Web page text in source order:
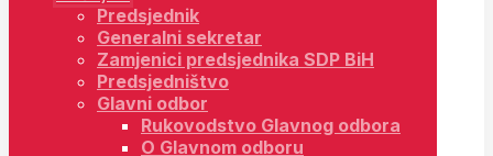
Predsjednik
Generalni sekretar
Zamjenici predsjednika SDP BiH
Predsjedništvo
Glavni odbor
Rukovodstvo Glavnog odbora
O Glavnom odboru